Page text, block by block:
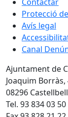
Protecció
Avís legal
Canal
Ajuntament de
Joaquim Borràs,
08296
Tel. 93 834 03 50